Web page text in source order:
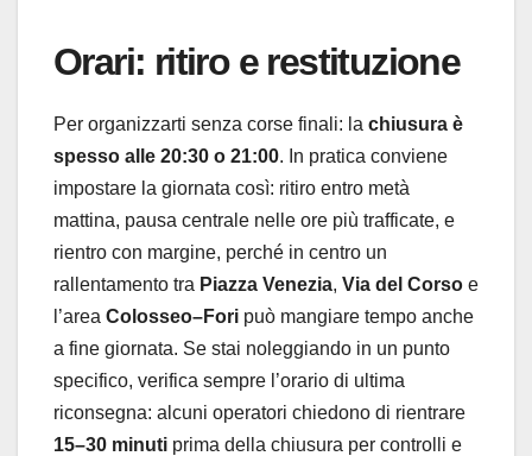
Orari: ritiro e restituzione
Per organizzarti senza corse finali: la chiusura è
spesso alle 20:30 o 21:00. In pratica conviene
impostare la giornata così: ritiro entro metà
mattina, pausa centrale nelle ore più trafficate, e
rientro con margine, perché in centro un
rallentamento tra Piazza Venezia, Via del Corso e
l’area Colosseo–Fori può mangiare tempo anche
a fine giornata. Se stai noleggiando in un punto
specifico, verifica sempre l’orario di ultima
riconsegna: alcuni operatori chiedono di rientrare
15–30 minuti prima della chiusura per controlli e